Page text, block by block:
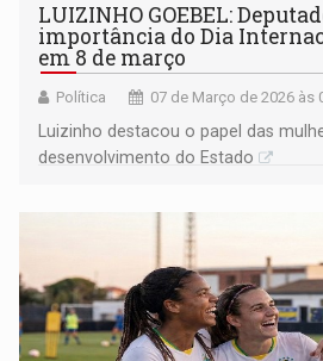
LUIZINHO GOEBEL:
importância do Dia
em 8 de março
Política 07 de Março de 2026 às
Luizinho destacou o papel das
desenvolvimento do Estado